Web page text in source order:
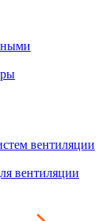
вентиляции
вентиляции